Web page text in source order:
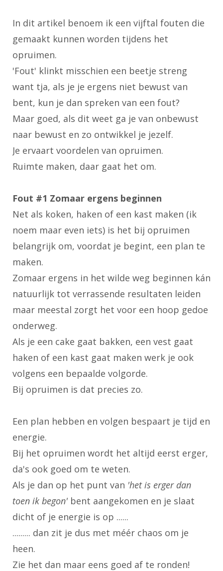
In dit artikel benoem ik een vijftal fouten die
gemaakt kunnen worden tijdens het
opruimen.
'Fout' klinkt misschien een beetje streng
want tja, als je je ergens niet bewust van
bent, kun je dan spreken van een fout?
Maar goed, als dit weet ga je van onbewust
naar bewust en zo ontwikkel je jezelf.
Je ervaart voordelen van opruimen.
Ruimte maken, daar gaat het om.
Fout #1 Zomaar ergens beginnen
Net als koken, haken of een kast maken (ik
noem maar even iets) is het bij opruimen
belangrijk om, voordat je begint, een plan te
maken.
Zomaar ergens in het wilde weg beginnen kán
natuurlijk tot verrassende resultaten leiden
maar meestal zorgt het voor een hoop gedoe
onderweg.
Als je een cake gaat bakken, een vest gaat
haken of een kast gaat maken werk je ook
volgens een bepaalde volgorde.
Bij opruimen is dat precies zo.
Een plan hebben en volgen bespaart je tijd en
energie.
Bij het opruimen wordt het altijd eerst erger,
da's ook goed om te weten.
Als je dan op het punt van 'het is erger dan
toen ik begon' bent aangekomen en je slaat
dicht of je energie is op ......
......... dan zit je dus met méér chaos om je
heen.
Zie het dan maar eens goed af te ronden!